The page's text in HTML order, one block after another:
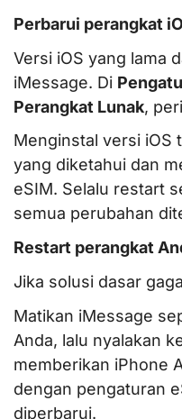
Perbarui perangkat
Versi iOS yang lama
iMessage. Di
Perangkat Lunak,
Menginstal versi iOS
yang diketahui dan
eSIM. Selalu restart
semua perubahan
Restart perangkat
Jika solusi dasar
Matikan iMessage
Anda, lalu nyalakan
memberikan iPhone
dengan pengaturan
diperbarui.